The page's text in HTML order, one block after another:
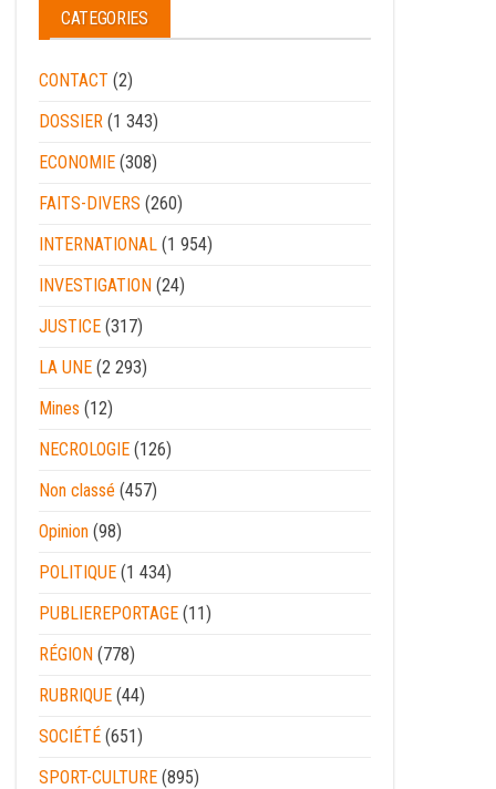
CATEGORIES
CONTACT (2)
DOSSIER (1 343)
ECONOMIE (308)
FAITS-DIVERS (260)
INTERNATIONAL (1 954)
INVESTIGATION (24)
JUSTICE (317)
LA UNE (2 293)
Mines (12)
NECROLOGIE (126)
Non classé (457)
Opinion (98)
POLITIQUE (1 434)
PUBLIEREPORTAGE (11)
RÉGION (778)
RUBRIQUE (44)
SOCIÉTÉ (651)
SPORT-CULTURE (895)